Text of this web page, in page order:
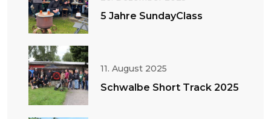
5 Jahre SundayClass
11. August 2025
Schwalbe Short Track 2025